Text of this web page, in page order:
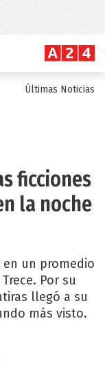
Últimas Noticias
ficciones
la noche
un promedio
Por su
llegó a su
más visto.